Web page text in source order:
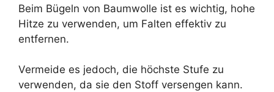
Beim Bügeln von Baumwolle ist es wichtig, hohe
Hitze zu verwenden, um Falten effektiv zu
entfernen.
Vermeide es jedoch, die höchste Stufe zu
verwenden, da sie den Stoff versengen kann.